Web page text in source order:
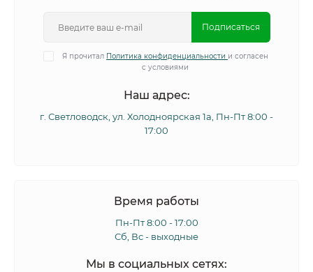
Подписаться
Я прочитал Политика конфиденциальности и согласен
с условиями
Наш адрес:
г. Светловодск, ул. Холодноярская 1а, Пн-Пт 8:00 -
17:00
Время работы
Пн-Пт 8:00 - 17:00
Сб, Вс - выходные
Мы в социальных сетях: